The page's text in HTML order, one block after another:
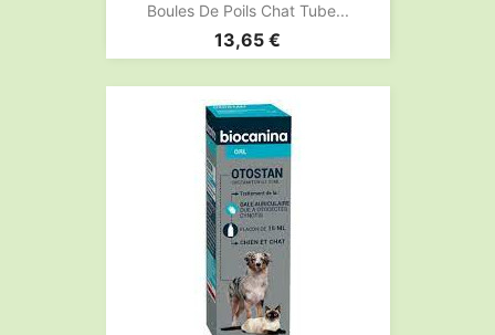
Boules De Poils Chat Tube...
Prix
13,65 €